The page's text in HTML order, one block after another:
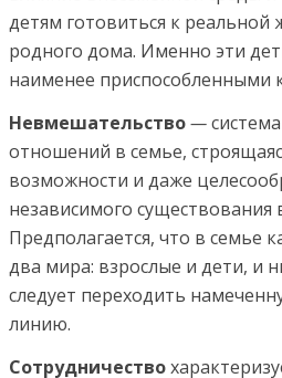
детям готовиться к реальной
родного дома. Именно эти
наименее приспособленными
Невмешательство—
отношений в семье,
возможности и даже
независимого существования
Предполагается, что в семье
два мира: взрослые и дети, и
следует переходить
линию.
Сотрудничество